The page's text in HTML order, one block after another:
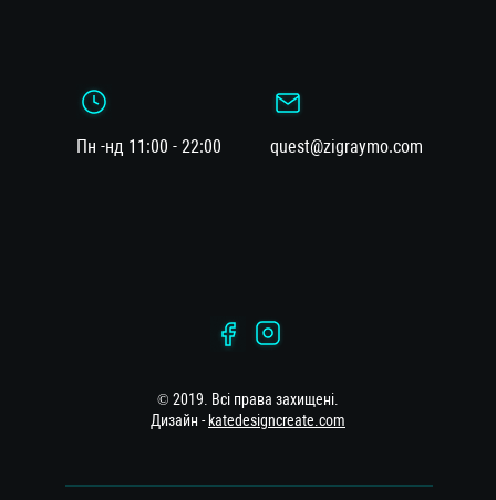
Пн -нд 11:00 - 22:00 quest@zigraymo.com
© 2019. Всі права захищені.
Дизайн - katedesigncreate.com